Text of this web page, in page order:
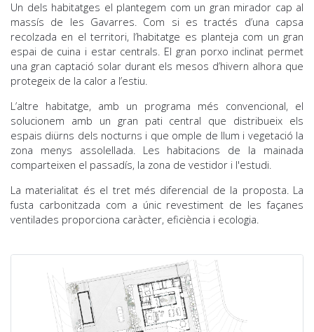
Un dels habitatges el plantegem com un gran mirador cap al
massís de les Gavarres. Com si es tractés d’una capsa
recolzada en el territori, l’habitatge es planteja com un gran
espai de cuina i estar centrals. El gran porxo inclinat permet
una gran captació solar durant els mesos d’hivern alhora que
protegeix de la calor a l’estiu.
L’altre habitatge, amb un programa més convencional, el
solucionem amb un gran pati central que distribueix els
espais diürns dels nocturns i que omple de llum i vegetació la
zona menys assolellada. Les habitacions de la mainada
comparteixen el passadís, la zona de vestidor i l'estudi.
La materialitat és el tret més diferencial de la proposta. La
fusta carbonitzada com a únic revestiment de les façanes
ventilades proporciona caràcter, eficiència i ecologia.